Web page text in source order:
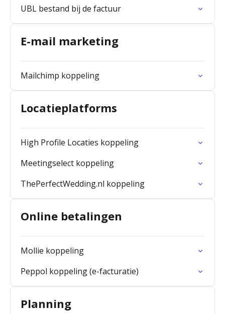
UBL bestand bij de factuur
E-mail marketing
Mailchimp koppeling
Locatieplatforms
High Profile Locaties koppeling
Meetingselect koppeling
ThePerfectWedding.nl koppeling
Online betalingen
Mollie koppeling
Peppol koppeling (e-facturatie)
Planning